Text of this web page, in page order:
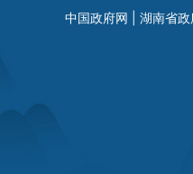
中国政府网 湖南省政